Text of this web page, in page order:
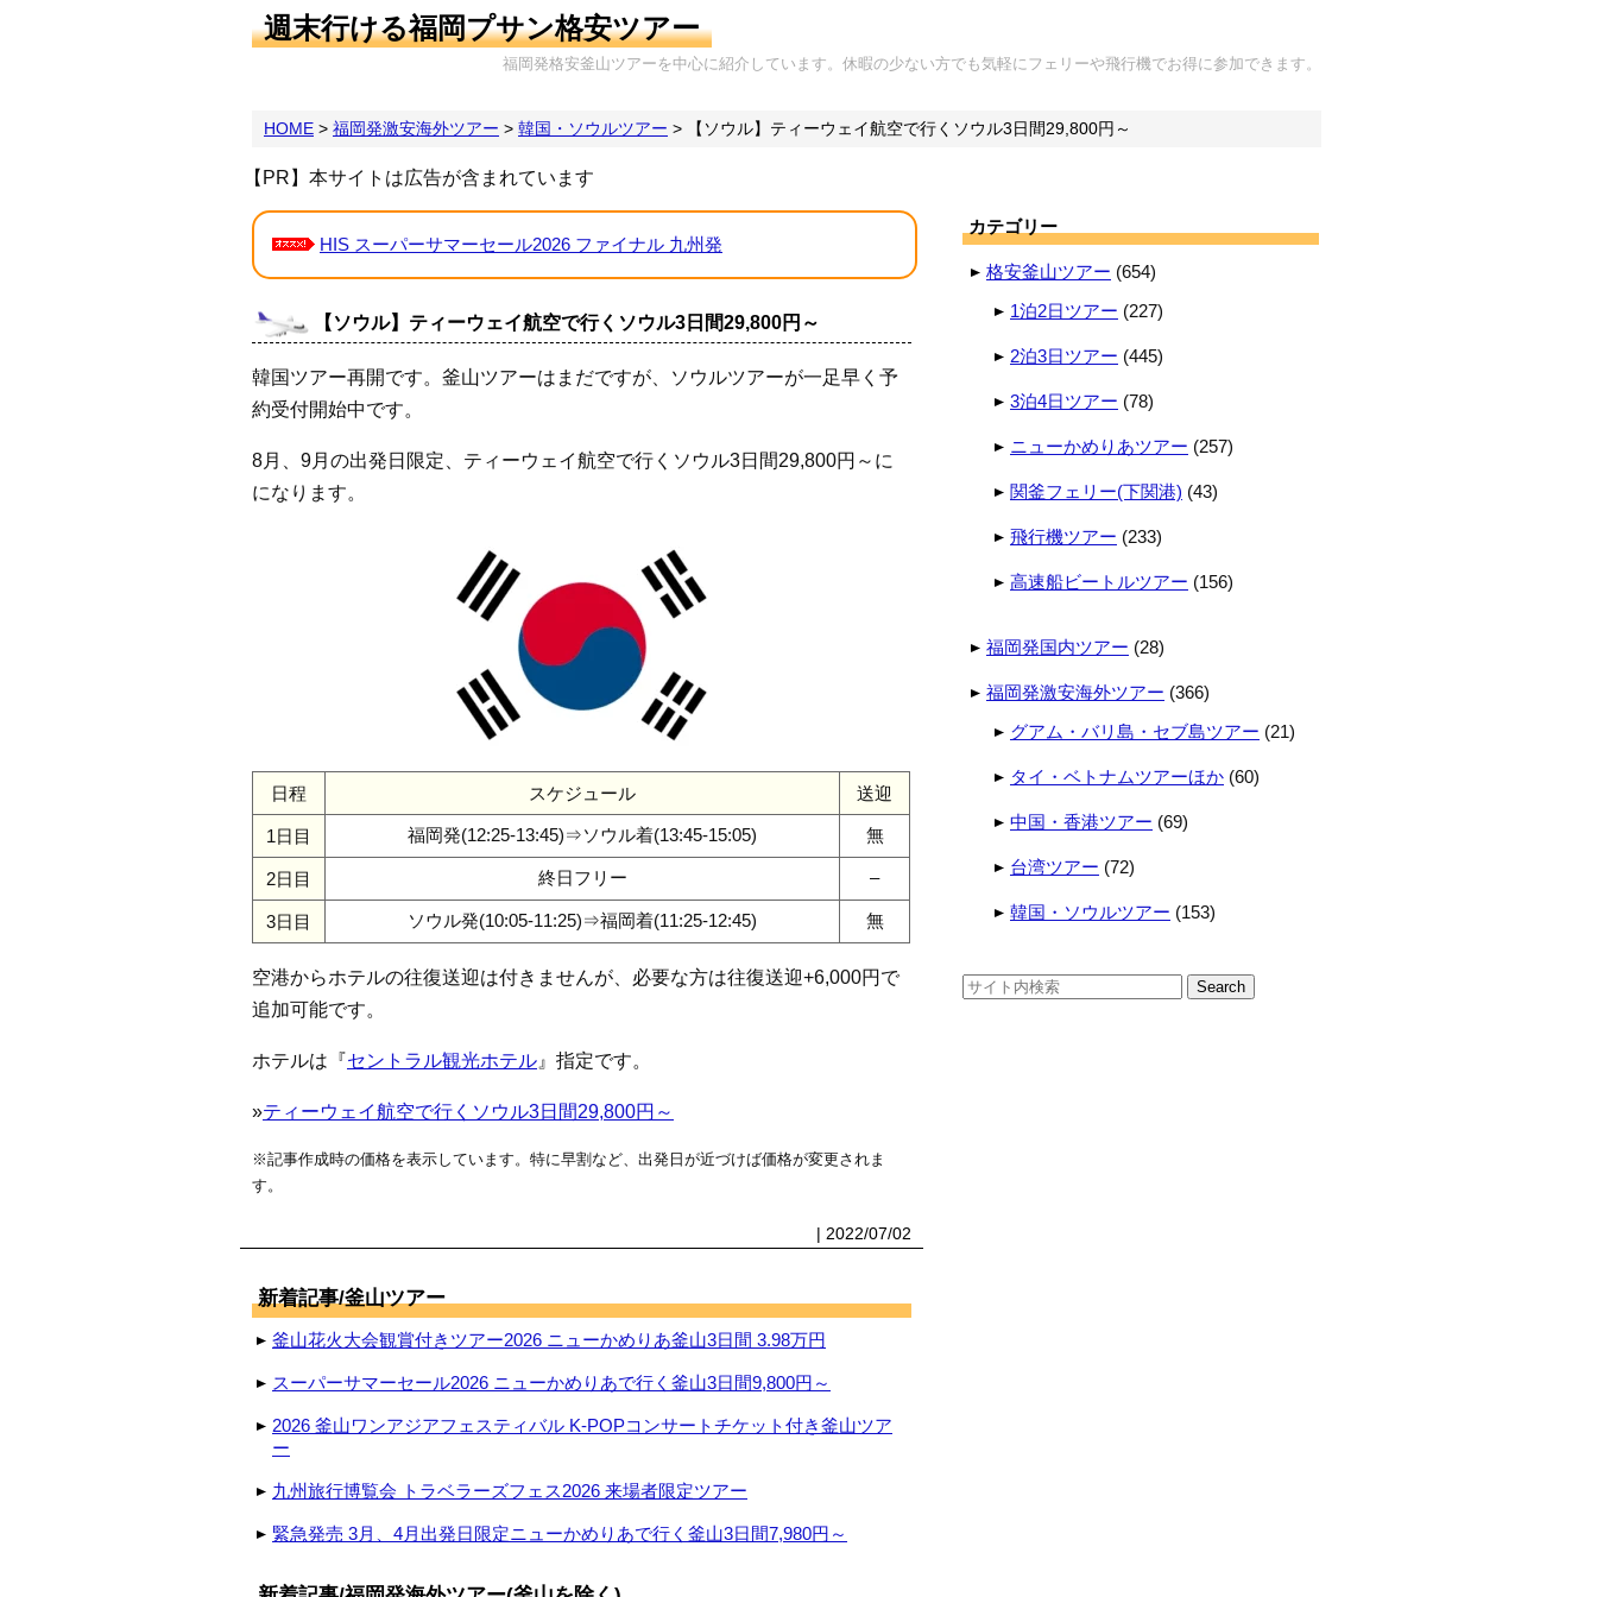
週末行ける福岡プサン格安ツアー
福岡発格安釜山ツアーを中心に紹介しています。休暇の少ない方でも気軽にフェリーや飛行機でお得に参加できます。
HOME > 福岡発激安海外ツアー > 韓国・ソウルツアー > 【ソウル】ティーウェイ航空で行くソウル3日間29,800円～
【PR】本サイトは広告が含まれています
HIS スーパーサマーセール2026 ファイナル 九州発
【ソウル】ティーウェイ航空で行くソウル3日間29,800円～
韓国ツアー再開です。釜山ツアーはまだですが、ソウルツアーが一足早く予
約受付開始中です。
8月、9月の出発日限定、ティーウェイ航空で行くソウル3日間29,800円～に
になります。
日程 スケジュール 送迎
1日目 福岡発(12:25-13:45)⇒ソウル着(13:45-15:05) 無
2日目 終日フリー –
3日目 ソウル発(10:05-11:25)⇒福岡着(11:25-12:45) 無
空港からホテルの往復送迎は付きませんが、必要な方は往復送迎+6,000円で
追加可能です。
ホテルは『セントラル観光ホテル 』指定です。
»ティーウェイ航空で行くソウル3日間29,800円～
※記事作成時の価格を表示しています。特に早割など、出発日が近づけば価格が変更されま
す。
| 2022/07/02
新着記事/釜山ツアー
釜山花火大会観賞付きツアー2026 ニューかめりあ釜山3日間 3.98万円
スーパーサマーセール2026 ニューかめりあで行く釜山3日間9,800円～
2026 釜山ワンアジアフェスティバル K-POPコンサートチケット付き釜山ツア
ー
九州旅行博覧会 トラベラーズフェス2026 来場者限定ツアー
緊急発売 3月、4月出発日限定ニューかめりあで行く釜山3日間7,980円～
カテゴリー
格安釜山ツアー (654)
1泊2日ツアー (227)
2泊3日ツアー (445)
3泊4日ツアー (78)
ニューかめりあツアー (257)
関釜フェリー(下関港) (43)
飛行機ツアー (233)
高速船ビートルツアー (156)
福岡発国内ツアー (28)
福岡発激安海外ツアー (366)
グアム・バリ島・セブ島ツアー (21)
タイ・ベトナムツアーほか (60)
中国・香港ツアー (69)
台湾ツアー (72)
韓国・ソウルツアー (153)
検
索: